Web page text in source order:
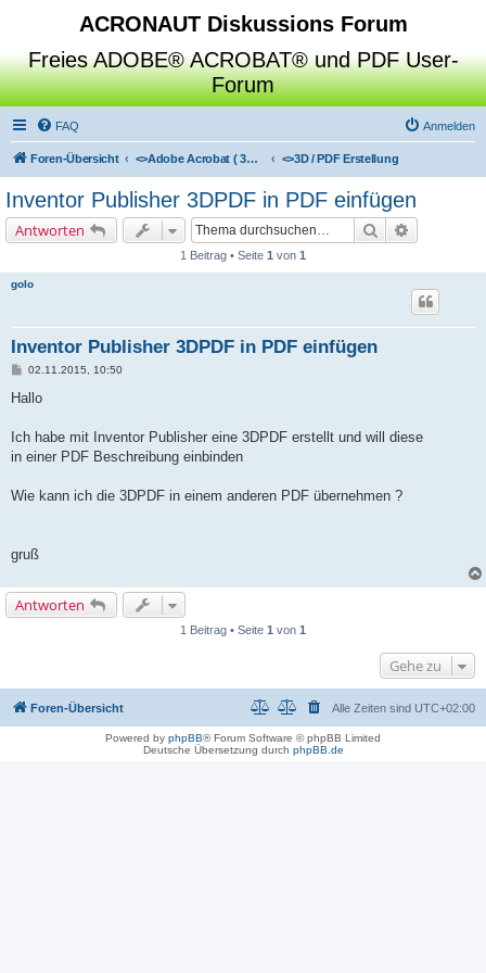
ACRONAUT Diskussions Forum
Freies ADOBE® ACROBAT® und PDF User-
Forum
FAQ Anmelden
Foren-Übersicht <>Adobe Acrobat ( 3D / Professional / Standard / Reader / Distiller ) <>3D / PDF Erstellung
Inventor Publisher 3DPDF in PDF einfügen
Antworten Suche
1 Beitrag • Seite 1 von 1
golo
Inventor Publisher 3DPDF in PDF einfügen
B
i
a
02.11.2015, 10:50
Hallo
Ich habe mit Inventor Publisher eine 3DPDF erstellt und will diese
in einer PDF Beschreibung einbinden
Wie kann ich die 3DPDF in einem anderen PDF übernehmen ?
gruß
Antworten
1 Beitrag • Seite 1 von 1
Gehe zu
Foren-Übersicht Alle Zeiten sind UTC+02:00
Powered by phpBB® Forum Software © phpBB Limited
Deutsche Übersetzung durch phpBB.de